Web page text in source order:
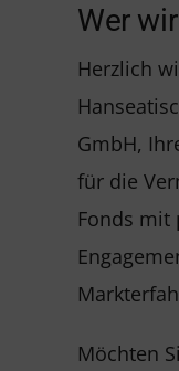
Wer
Herzlich
GmbH,
für die
Fonds mit
Möchten